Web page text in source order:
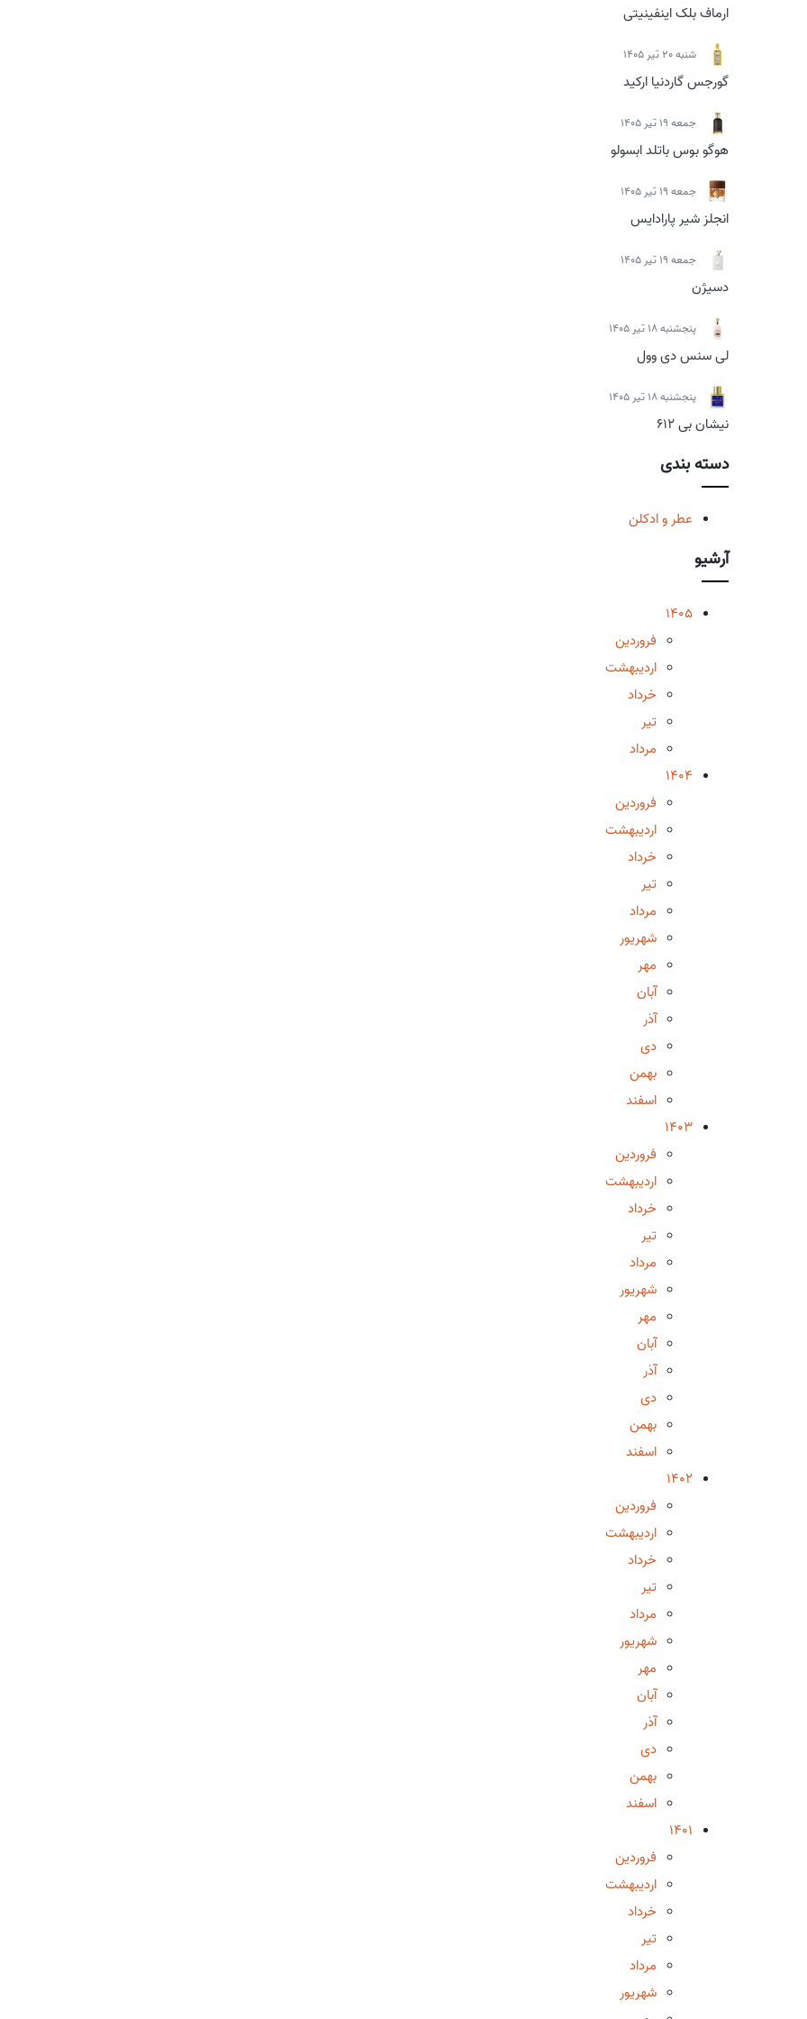
ارماف بلک اینفینیتی
شنبه 20 تیر 1405
گورجس گاردنیا ارکید
جمعه 19 تیر 1405
هوگو بوس باتلد ابسولو
جمعه 19 تیر 1405
انجلز شیر پارادایس
جمعه 19 تیر 1405
دسیژن
پنجشنبه 18 تیر 1405
لی سنس دی وول
پنجشنبه 18 تیر 1405
نیشان بی 612
دسته بندی
عطر و ادکلن
آرشیو
1405
فروردین
اردیبهشت
خرداد
تیر
مرداد
1404
فروردین
اردیبهشت
خرداد
تیر
مرداد
شهریور
مهر
آبان
آذر
دی
بهمن
اسفند
1403
فروردین
اردیبهشت
خرداد
تیر
مرداد
شهریور
مهر
آبان
آذر
دی
بهمن
اسفند
1402
فروردین
اردیبهشت
خرداد
تیر
مرداد
شهریور
مهر
آبان
آذر
دی
بهمن
اسفند
1401
فروردین
اردیبهشت
خرداد
تیر
مرداد
شهریور